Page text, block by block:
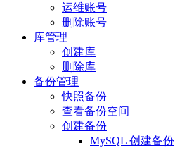
运维账号
删除账号
库管理
创建库
删除库
备份管理
快照备份
查看备份空间
创建备份
MySQL 创建备份